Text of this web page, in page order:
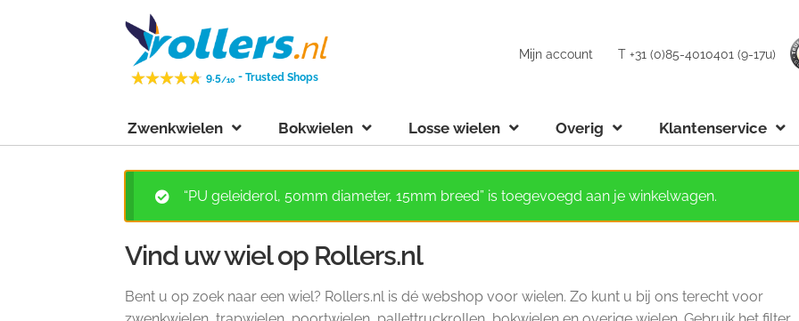
Ga
door
naar
navigatie
Ga
naar
de
inhoud
9.5/10 -Trusted Shops
Mijn account T +31 (0)85-4010401 (9-17u)
Zwenkwielen Bokwielen Losse wielen Overig Klantenservice
“PU geleiderol, 50mm diameter, 15mm breed” is toegevoegd aan je winkelwagen.
Vind uw wiel op Rollers.nl
Bent u op zoek naar een wiel? Rollers.nl is dé webshop voor wielen. Zo kunt u bij ons terecht voor